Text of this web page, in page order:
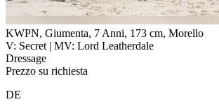
KWPN, Giumenta, 7 Anni, 173 cm, Morello
V: Secret | MV: Lord Leatherdale
Dressage
Prezzo su richiesta
DE